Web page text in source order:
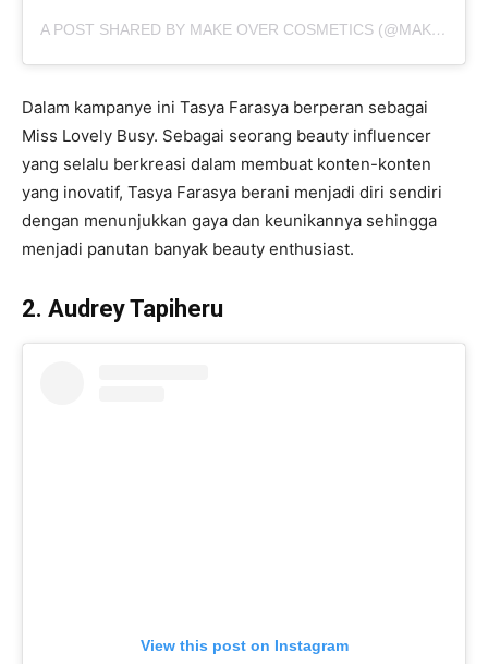
A POST SHARED BY MAKE OVER COSMETICS (@MAKEOVERID)
Dalam kampanye ini Tasya Farasya berperan sebagai
Miss Lovely Busy. Sebagai seorang beauty influencer
yang selalu berkreasi dalam membuat konten-konten
yang inovatif, Tasya Farasya berani menjadi diri sendiri
dengan menunjukkan gaya dan keunikannya sehingga
menjadi panutan banyak beauty enthusiast.
2. Audrey Tapiheru
View this post on Instagram